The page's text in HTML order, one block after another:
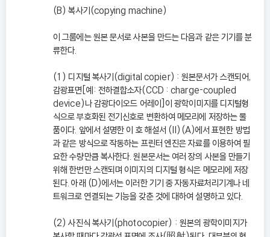
(B) 복사기(copying machine)
이 그룹에는 원본 문서로 사본을 만드는 다음과 같은 기기를 분
류한다.
(1) 디지털 복사기(digital copier) : 원본문서가 스캔되어,
감광표면[예: 전하결합소자(CCD : charge-coupled
device)나 감광다이오드 어레이]이 광학이미지를 디지털형
식으로 부호화된 전기신호로 변환하여 메모리에 저장하는 물
품이다. 앞에서 설명한 이 호 해설서 (II)(A)에서 표현한 방법
과 같은 방식으로 작동하는 프린터 엔진은 자료를 이용하여 필
요한 수량만큼 복사한다. 원본문서는 여러 장의 사본을 만들기
위해 한번만 스캔되며 이미지의 디지털 형식은 메모리에 저장
된다. 아래 (D)에서는 이러한 기기 중 자동자료처리기계나 네
트워크로 연결되는 기능을 갖춘 것에 대하여 설명하고 있다.
(2) 사진식 복사기(photocopier) : 원본의 광학이미지가